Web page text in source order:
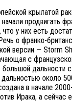
крылатой
продвигать
у них есть
о франко-
версии — Storm
с
большой дальности
около
в начале
Ирака, а сейчас